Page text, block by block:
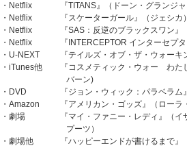
・ Netflix
『TITANS』（ドーン・グランジャ
・ Netflix
『スケーターガール』（ジェシカ）
・ Netflix
『SAS：反逆のブラックスワン
・ Netflix
『INTERCEPTOR インターセプ
・ U-NEXT
『テイルズ・オブ・ザ・ウォーキ
・ iTunes他
『コスメティック・ウォー わた
バーン)
・ DVD
『ジョン・ウィック：パラベラ
・ Amazon
『アメリカン・ゴッズ』（ロー
・ 劇場
『マイ・ファニー・レディ』（
プーツ）
・ 劇場他 『ハッピーエンドが書けるまで